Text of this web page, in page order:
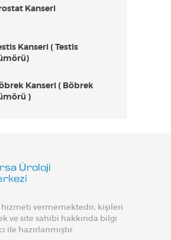
Kanseri
Kanseri ( Testis
Kanseri ( Böbrek
)
hizmeti vermemektedir, kişileri
ve site sahibi hakkında bilgi
ile hazırlanmıştır.